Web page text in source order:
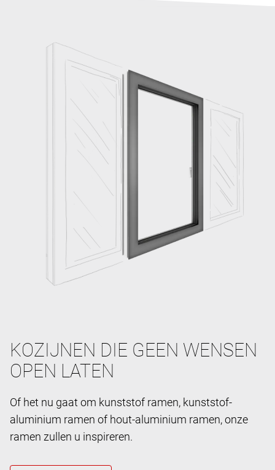
KOZIJNEN DIE GEEN WENSEN
OPEN LATEN
Of het nu gaat om kunststof ramen, kunststof-
aluminium ramen of hout-aluminium ramen, onze
ramen zullen u inspireren.